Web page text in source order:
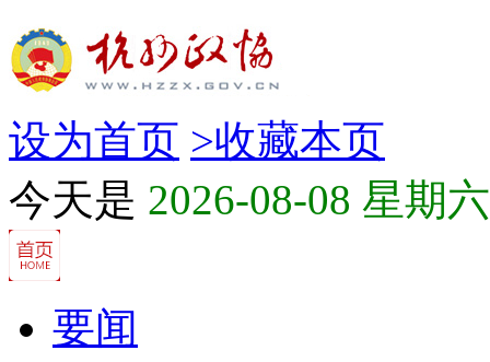
设为首页 >收藏本页
今天是 2026-08-08 星期六
要闻